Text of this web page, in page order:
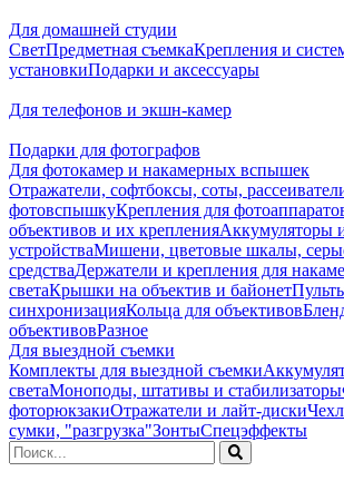
Для домашней студии
СветПредметная съемкаКрепления и
установкиПодарки и аксессуары
Для телефонов и экшн-камер
Подарки для фотографов
Для фотокамер и накамерных вспышек
Отражатели, софтбоксы, соты,
фотовспышкуКрепления для
объективов и их крепленияАккумуляторы
устройстваМишени, цветовые шкалы,
средстваДержатели и крепления для
светаКрышки на объектив и байонет
синхронизацияКольца для объективов
объективовРазное
Для выездной съемки
Комплекты для выездной съемки
светаМоноподы, штативы и стабилизаторы
фоторюкзакиОтражатели и лайт-диски
сумки, "разгрузка"ЗонтыСпецэффекты